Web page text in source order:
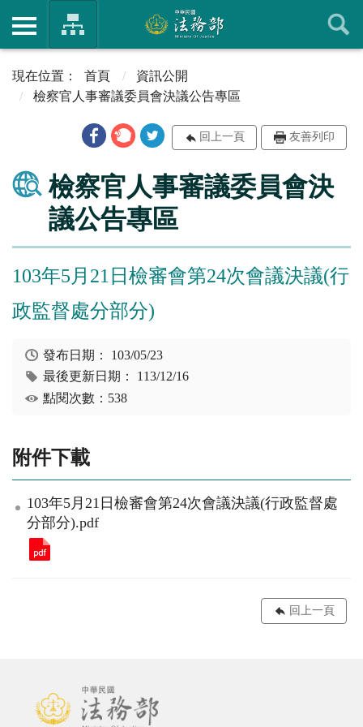
首頁
資訊公開
檢察官人事審議委員會決議公告專區
回上一頁 友善列印
檢察官人事審議委員會決
議公告專區
103年5月21日檢審會第24次會議決議(行
政監督處分部分)
發布日期： 103/05/23
最後更新日期： 113/12/16
點閱次數：538
附件下載
103年5月21日檢審會第24次會議決議(行政監督處
分部分).pdf
回上一頁